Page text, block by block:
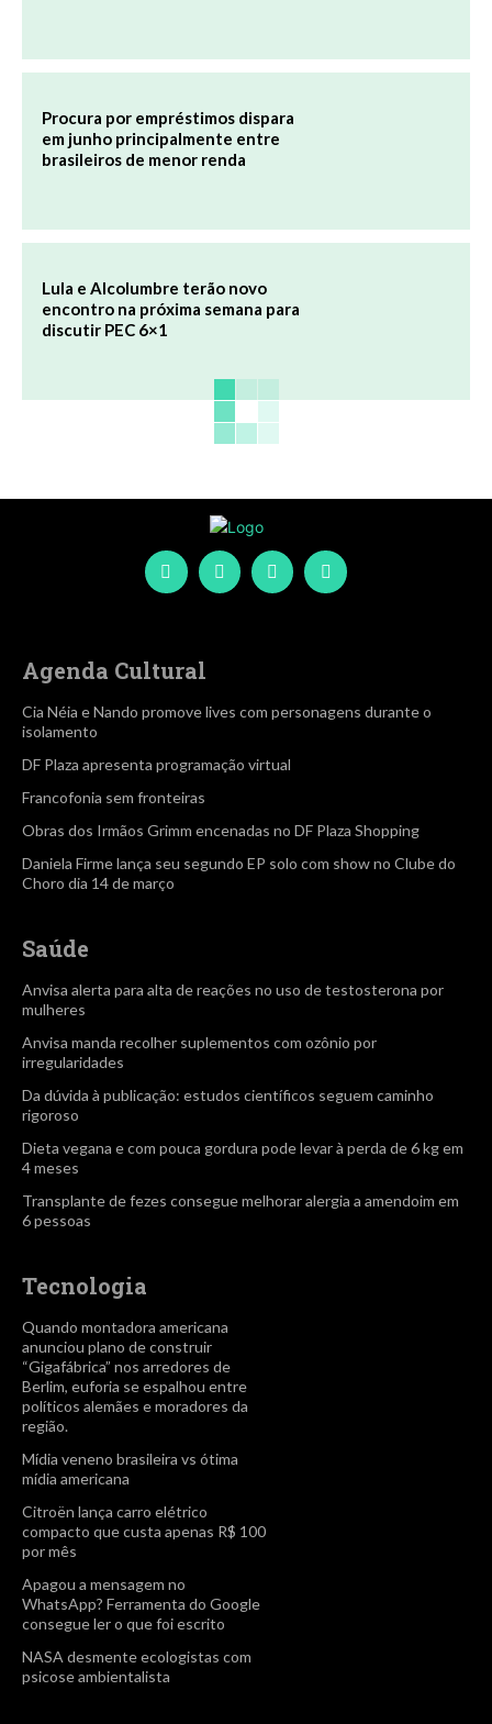
Procura por empréstimos dispara
em junho principalmente entre
brasileiros de menor renda
Lula e Alcolumbre terão novo
encontro na próxima semana para
discutir PEC 6×1
Agenda Cultural
Cia Néia e Nando promove lives com personagens durante o
isolamento
DF Plaza apresenta programação virtual
Francofonia sem fronteiras
Obras dos Irmãos Grimm encenadas no DF Plaza Shopping
Daniela Firme lança seu segundo EP solo com show no Clube do
Choro dia 14 de março
Saúde
Anvisa alerta para alta de reações no uso de testosterona por
mulheres
Anvisa manda recolher suplementos com ozônio por
irregularidades
Da dúvida à publicação: estudos científicos seguem caminho
rigoroso
Dieta vegana e com pouca gordura pode levar à perda de 6 kg em
4 meses
Transplante de fezes consegue melhorar alergia a amendoim em
6 pessoas
Tecnologia
Quando montadora americana
anunciou plano de construir
“Gigafábrica” nos arredores de
Berlim, euforia se espalhou entre
políticos alemães e moradores da
região.
Mídia veneno brasileira vs ótima
mídia americana
Citroën lança carro elétrico
compacto que custa apenas R$ 100
por mês
Apagou a mensagem no
WhatsApp? Ferramenta do Google
consegue ler o que foi escrito
NASA desmente ecologistas com
psicose ambientalista